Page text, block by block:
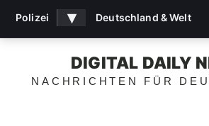
DIGITAL DAILY
NACHRICHTEN FÜR
Polizei ▾ Deutschland & Welt